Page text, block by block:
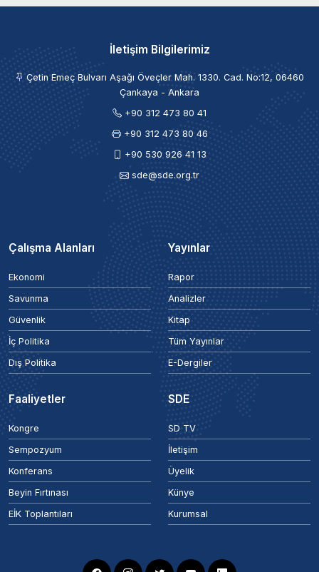
İletişim Bilgilerimiz
Çetin Emeç Bulvarı Aşağı Öveçler Mah. 1330. Cad. No:12, 06460
Çankaya - Ankara
+90 312 473 80 41
+90 312 473 80 46
+90 530 926 41 13
sde@sde.org.tr
Çalışma Alanları
Ekonomi
Savunma
Güvenlik
İç Politika
Dış Politika
Yayınlar
Rapor
Analizler
Kitap
Tüm Yayınlar
E-Dergiler
Faaliyetler
Kongre
Sempozyum
Konferans
Beyin Fırtınası
EİK Toplantıları
SDE
SD TV
İletişim
Üyelik
Künye
Kurumsal